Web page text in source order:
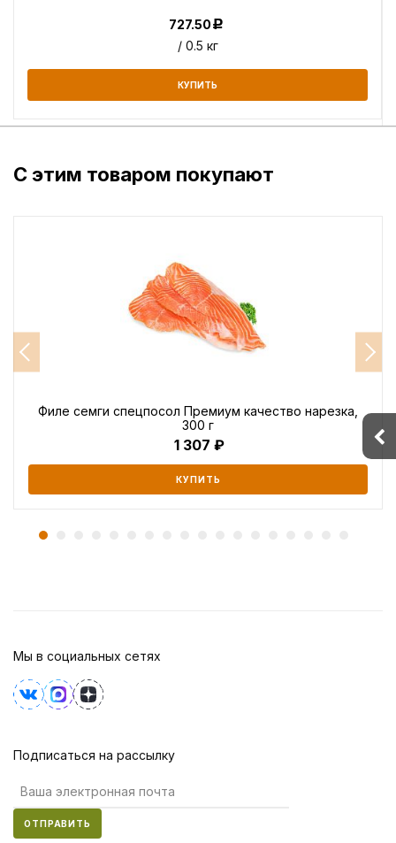
727.50Р
/ 0.5 кг
КУПИТЬ
С этим товаром покупают
Филе семги спецпосол Премиум качество нарезка,
300 г
1 307
КУПИТЬ
Мы в социальных сетях
Подписаться на рассылку
ОТПРАВИТЬ